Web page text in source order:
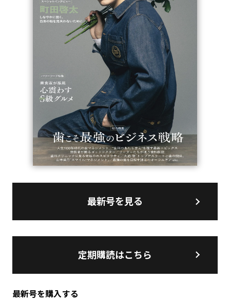
最新号を見る
定期購読はこちら
最新号を購入する